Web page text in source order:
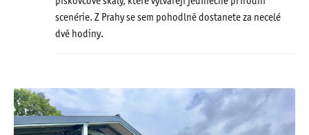
scenérie. Z Prahy se sem pohodlně dostanete za necelé
dvě hodiny.